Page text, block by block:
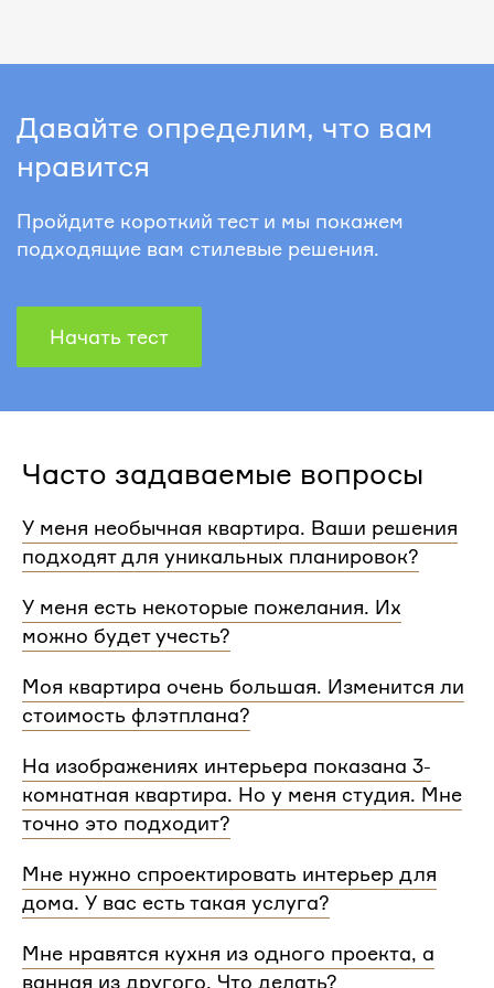
Давайте определим, что вам
нравится
Пройдите короткий тест и мы покажем
подходящие вам стилевые решения.
Начать тест
Часто задаваемые вопросы
У меня необычная квартира. Ваши решения
подходят для уникальных планировок?
планировки и учтем особенности вашей
квартиры.
У меня есть некоторые пожелания. Их
можно будет учесть?
согласуем с вами планировочное решение,
расстановку мебели и важные детали. Вы
дизайнером Flatplan
Моя квартира очень большая. Изменится ли
стоимость флэтплана?
площади. Однако если у вас многоэтажный дом
или квартира, нужно будет купить флэтплан для
каждого этажа.
На изображениях интерьера показана 3-
комнатная квартира. Но у меня студия. Мне
точно это подходит?
и учитываем все детали. Любой стиль интерьера
на нашем сайте может быть адаптирован для
количеством комнат
Мне нужно спроектировать интерьер для
дома. У вас есть такая услуга?
квартир, но и для домов. Стоимость также не
зависит от площади. Однако если у вас в доме
Мне нравятся кухня из одного проекта, а
ванная из другого. Что делать?